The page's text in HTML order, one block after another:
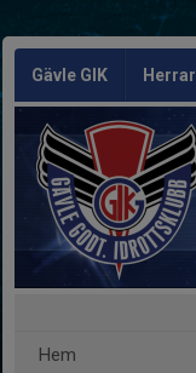
Gävle GIK Herrar
Hem